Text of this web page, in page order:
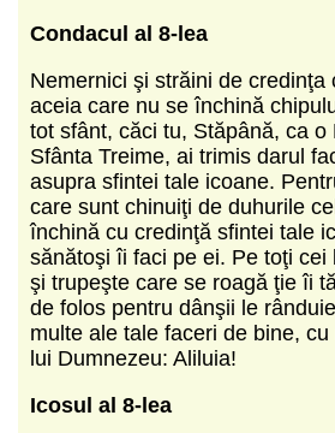
Condacul al 8-lea
Nemernici şi străini de credinţa
aceia care nu se închină
tot sfânt, căci tu, Stăpână, ca o
Sfânta Treime, ai trimis darul
asupra sfintei tale icoane.
care sunt chinuiţi de duhurile
închină cu credinţă sfintei tale
sănătoşi îi faci pe ei. Pe toţi cei
şi trupeşte care se roagă ţie îi
de folos pentru dânşii le
multe ale tale faceri de bine,
lui Dumnezeu: Aliluia!
Icosul al 8-lea